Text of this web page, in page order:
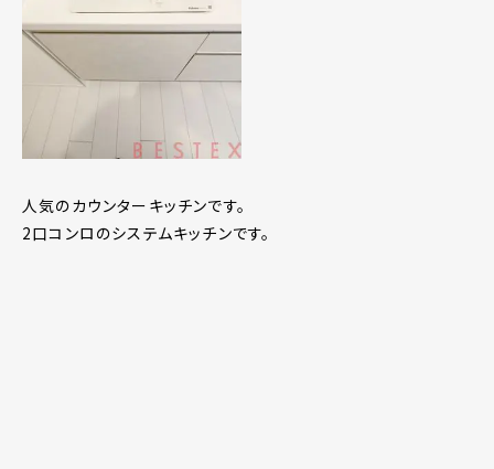
人気のカウンターキッチンです。
2口コンロのシステムキッチンです。